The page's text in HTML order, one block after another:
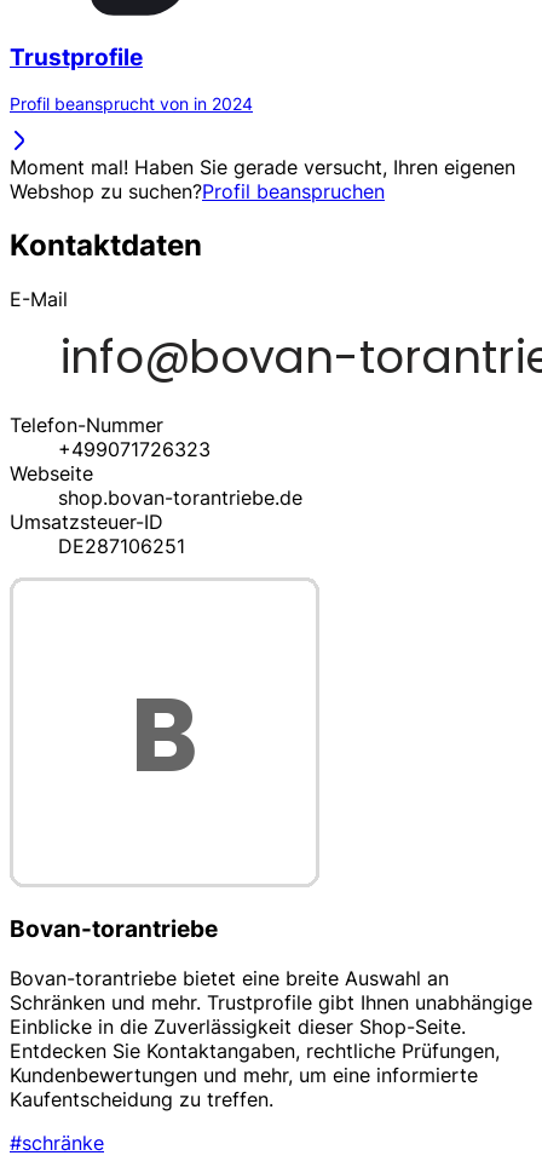
Trustprofile
Profil beansprucht von in 2024
Moment mal! Haben Sie gerade versucht, Ihren eigenen
Webshop zu suchen?Profil beanspruchen
Kontaktdaten
E-Mail
Telefon-Nummer
+499071726323
Webseite
shop.bovan-torantriebe.de
Umsatzsteuer-ID
DE287106251
Bovan-torantriebe
Bovan-torantriebe bietet eine breite Auswahl an
Schränken und mehr. Trustprofile gibt Ihnen unabhängige
Einblicke in die Zuverlässigkeit dieser Shop-Seite.
Entdecken Sie Kontaktangaben, rechtliche Prüfungen,
Kundenbewertungen und mehr, um eine informierte
Kaufentscheidung zu treffen.
#schränke